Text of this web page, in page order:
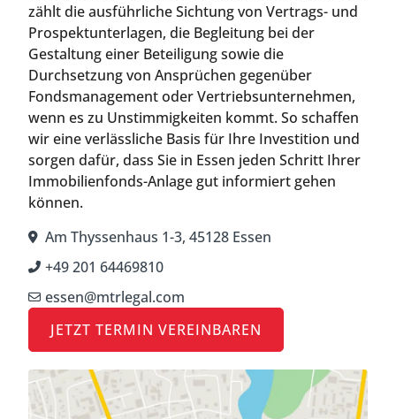
zählt die ausführliche Sichtung von Vertrags- und
Prospektunterlagen, die Begleitung bei der
Gestaltung einer Beteiligung sowie die
Durchsetzung von Ansprüchen gegenüber
Fondsmanagement oder Vertriebsunternehmen,
wenn es zu Unstimmigkeiten kommt. So schaffen
wir eine verlässliche Basis für Ihre Investition und
sorgen dafür, dass Sie in Essen jeden Schritt Ihrer
Immobilienfonds-Anlage gut informiert gehen
können.
Am Thyssenhaus 1-3, 45128 Essen
+49 201 64469810
essen@mtrlegal.com
JETZT TERMIN VEREINBAREN